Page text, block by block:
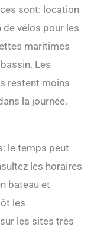
sont: location
vélos pour les
maritimes
Les
restent moins
la journée.
le temps peut
les horaires
bateau et
les
les sites très